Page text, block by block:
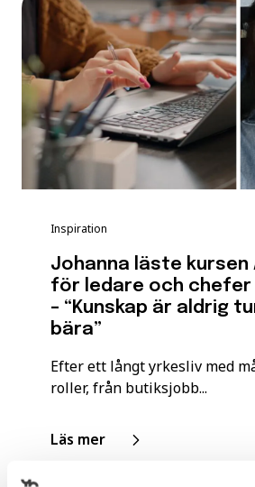
Inspiration
Johanna läste
för ledare och chefer
– “Kunskap är aldrig
bära”
Efter ett långt yrkesliv med
roller, från butiksjobb...
Läs mer